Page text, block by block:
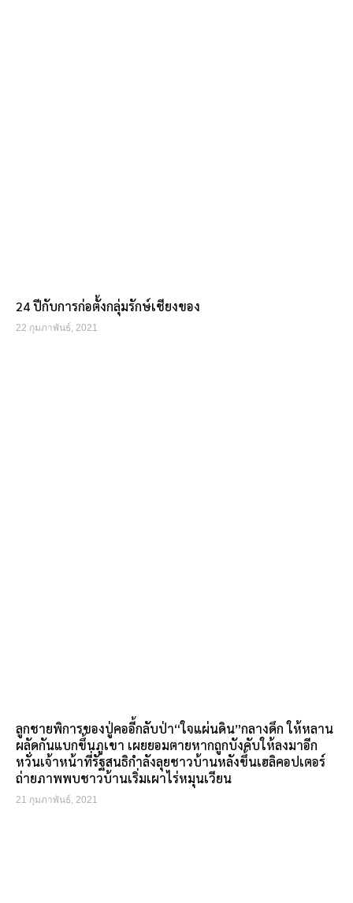
24 ปีกับการก่อตั้งกลุ่มรักษ์เชียงของ
22 กุมภาพันธ์, 2021
ลูกชายพิการของปู่คออี้กลับป่า“ใจแผ่นดิน”กลางดึก ให้หลาน
ผลัดกันแบกขึ้นภูเขา เผยยอมตายหากถูกบังคับให้ลงมาอีก
หวั่นเจ้าหน้าที่รัฐสนธิกำลังลุยชาวบ้านหลังขึ้นเฮลิคอปเตอร์
ถ่ายภาพพบชาวบ้านเริ่มเผาไร่หมุนเวียน
21 กุมภาพันธ์, 2021